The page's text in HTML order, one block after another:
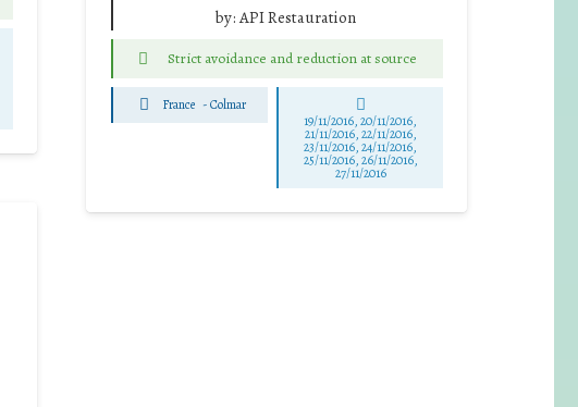
by:API Restauration
Strict avoidance and reduction at source
France -Colmar
19/11/2016, 20/11/2016,
21/11/2016, 22/11/2016,
23/11/2016, 24/11/2016,
25/11/2016, 26/11/2016,
27/11/2016